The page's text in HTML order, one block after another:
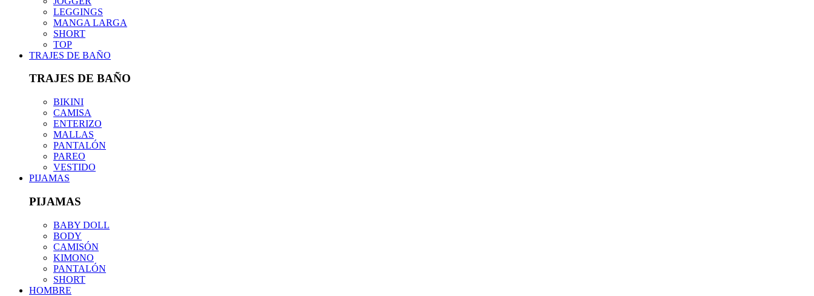
LEGGINGS
MANGA LARGA
SHORT
TOP
TRAJES DE BAÑO
TRAJES DE BAÑO
BIKINI
CAMISA
ENTERIZO
MALLAS
PANTALÓN
PAREO
VESTIDO
PIJAMAS
PIJAMAS
BABY DOLL
BODY
CAMISÓN
KIMONO
PANTALÓN
SHORT
HOMBRE